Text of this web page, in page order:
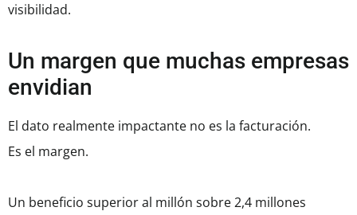
visibilidad.
Un margen que muchas empresas
envidian
El dato realmente impactante no es la facturación.
Es el margen.
Un beneficio superior al millón sobre 2,4 millones